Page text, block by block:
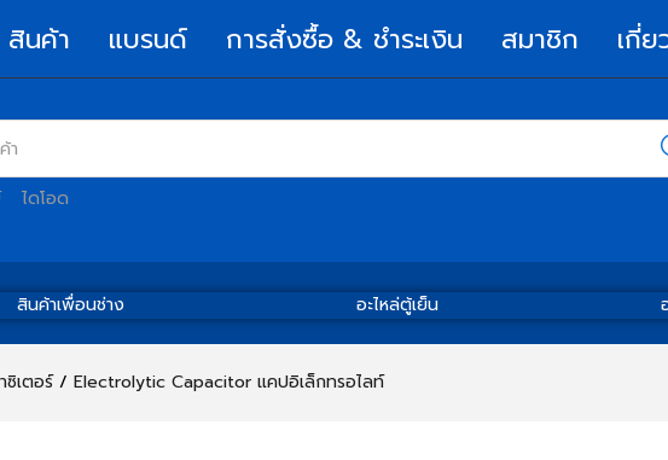
สินค้า แบรนด์ การสั่งซื้อ & ชำระเงิน สมาชิก เกี่ย
ไดโอด
สินค้าเพื่อนช่าง อะไหล่ตู้เย็น
ซิเตอร์ Electrolytic Capacitor แคปอิเล็กทรอไลท์